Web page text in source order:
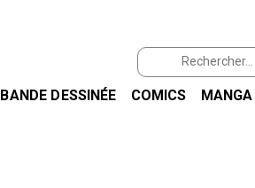
BANDE DESSINÉE COMICS MANGA